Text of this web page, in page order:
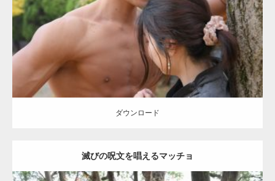
筋
ダウンロード
滅びの呪文を唱えるマッチョ
【YouTube】マッチョフリー素材メンバーが
ギネス世界記録…
【TV】TBS番組「ひるおび」にてマッスルプ
ラスが紹介されま…